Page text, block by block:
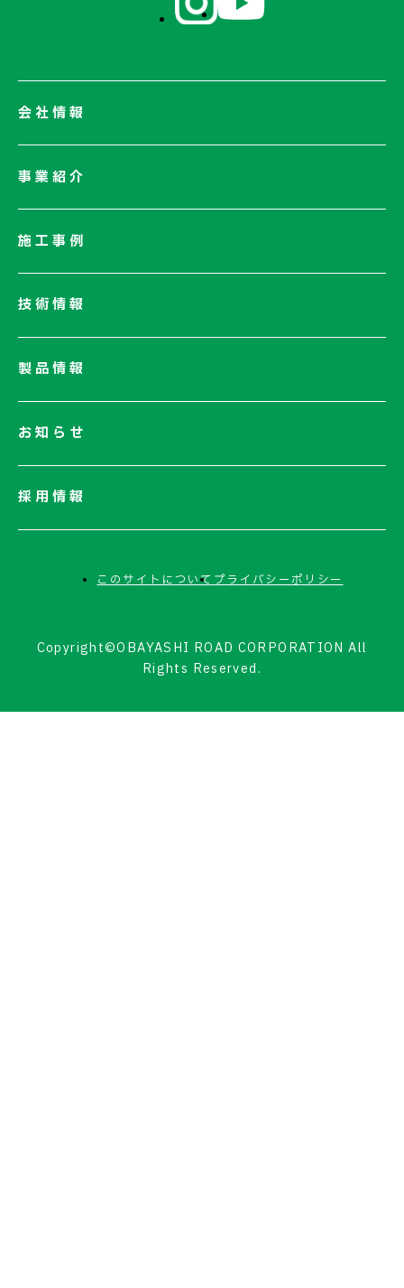
会社情報
会社情報一覧
ネットワーク
事業紹介
施工事例
技術情報
製品情報
お知らせ
採用情報
このサイトについて プライバシーポリシー
Copyright©OBAYASHI ROAD CORPORATION All
Rights Reserved.